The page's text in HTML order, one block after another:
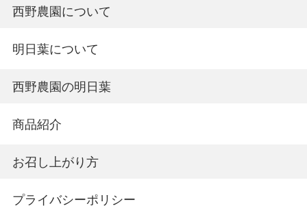
西野農園について
明日葉について
西野農園の明日葉
商品紹介
お召し上がり方
プライバシーポリシー